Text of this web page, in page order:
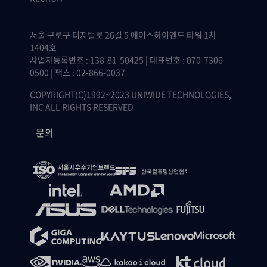
서울 구로구 디지털로 26길 5 에이스하이엔드 타워 1차
1404호
사업자등록번호 : 138-81-50425 | 대표번호 : 070-7306-
0500 | 팩스 : 02-866-0037
COPYRIGHT(C)1992~2023 UNIWIDE TECHNOLOGIES,
INC ALL RIGHTS RESERVED
문의